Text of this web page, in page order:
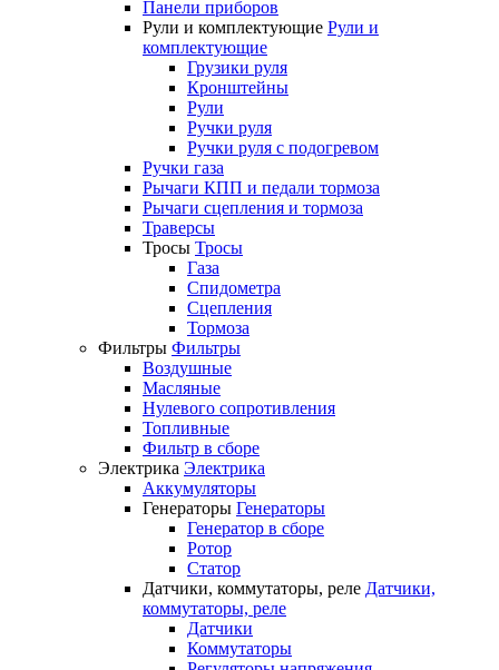
Панели приборов
Рули и комплектующие Рули и
комплектующие
Грузики руля
Кронштейны
Рули
Ручки руля
Ручки руля с подогревом
Ручки газа
Рычаги КПП и педали тормоза
Рычаги сцепления и тормоза
Траверсы
Тросы Тросы
Газа
Спидометра
Сцепления
Тормоза
Фильтры Фильтры
Воздушные
Масляные
Нулевого сопротивления
Топливные
Фильтр в сборе
Электрика Электрика
Аккумуляторы
Генераторы Генераторы
Генератор в сборе
Ротор
Статор
Датчики, коммутаторы, реле Датчики,
коммутаторы, реле
Датчики
Коммутаторы